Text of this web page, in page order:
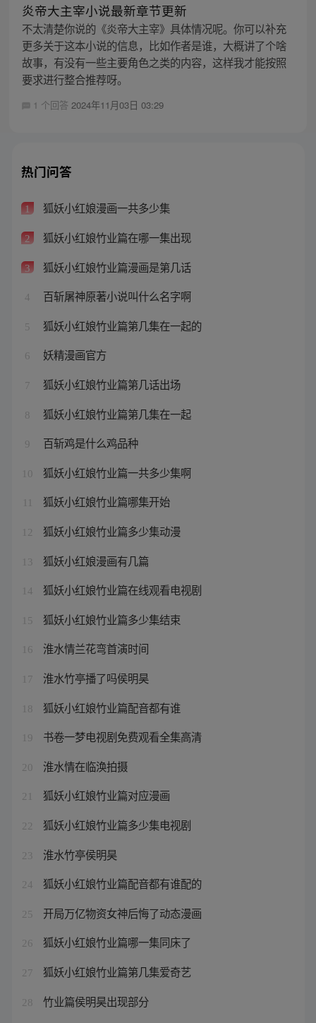
炎帝大主宰小说最新章节更新
不太清楚你说的《炎帝大主宰》具体情况呢。你可以补充
更多关于这本小说的信息，比如作者是谁，大概讲了个啥
故事，有没有一些主要角色之类的内容，这样我才能按照
要求进行整合推荐呀。
1 个回答 2024年11月03日 03:29
热门问答
1 狐妖小红娘漫画一共多少集
2 狐妖小红娘竹业篇在哪一集出现
3 狐妖小红娘竹业篇漫画是第几话
4 百斩屠神原著小说叫什么名字啊
5 狐妖小红娘竹业篇第几集在一起的
6 妖精漫画官方
7 狐妖小红娘竹业篇第几话出场
8 狐妖小红娘竹业篇第几集在一起
9 百斩鸡是什么鸡品种
10 狐妖小红娘竹业篇一共多少集啊
狐妖小红娘竹业篇哪集开始
12 狐妖小红娘竹业篇多少集动漫
13 狐妖小红娘漫画有几篇
14 狐妖小红娘竹业篇在线观看电视剧
15 狐妖小红娘竹业篇多少集结束
16 淮水情兰花弯首演时间
17 淮水竹亭播了吗侯明昊
18 狐妖小红娘竹业篇配音都有谁
19 书卷一梦电视剧免费观看全集高清
20 淮水情在临涣拍摄
21 狐妖小红娘竹业篇对应漫画
22 狐妖小红娘竹业篇多少集电视剧
23 淮水竹亭侯明昊
24 狐妖小红娘竹业篇配音都有谁配的
25 开局万亿物资女神后悔了动态漫画
26 狐妖小红娘竹业篇哪一集同床了
27 狐妖小红娘竹业篇第几集爱奇艺
28
竹业篇侯明昊出现部分